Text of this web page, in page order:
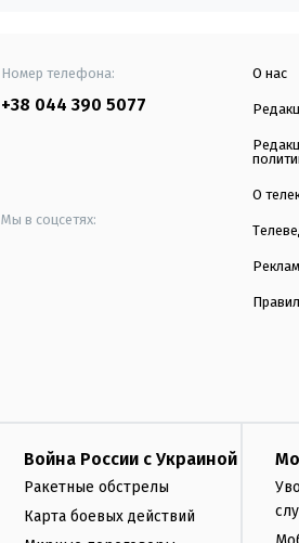
Номер телефона:
+38 044 390 5077
Мы в соцсетях:
О нас
О
Война России с Украиной
Ракетные обстрелы
Карта боевых действий